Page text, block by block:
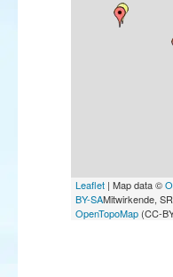
Leaflet | Map data ©
BY-SAMitwirkende,
OpenTopoMap (CC-